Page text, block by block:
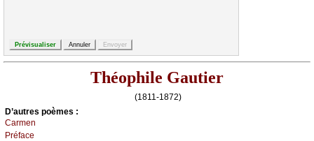
Théophile Gautier
(1811-1872)
D’autrеs pоèmеs :
Саrmеn
Ρréfасе